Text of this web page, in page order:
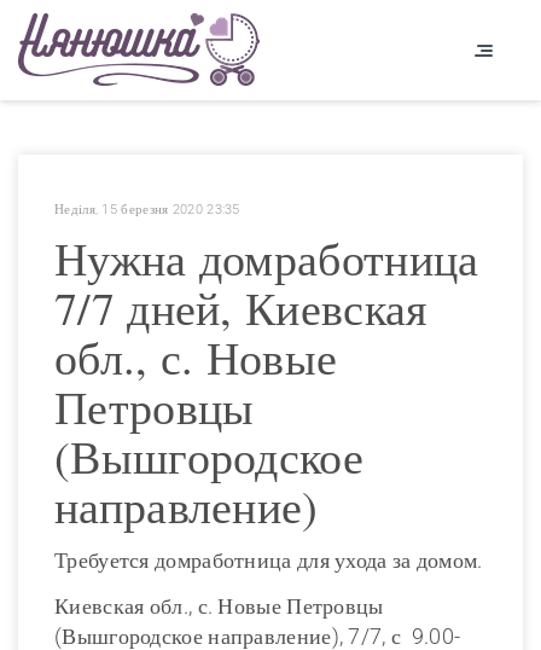
Неділя, 15 березня 2020 23:35
Нужна домработница
7/7 дней, Киевская
обл., с. Новые
Петровцы
(Вышгородское
направление)
Требуется домработница для ухода за домом.
Киевская обл., с. Новые Петровцы
(Вышгородское направление), 7/7, с 9.00-